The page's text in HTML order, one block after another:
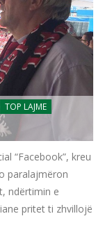
TOP LAJME
“Facebook”, kreu
paralajmëron
ndërtimin e
pritet ti zhvillojë